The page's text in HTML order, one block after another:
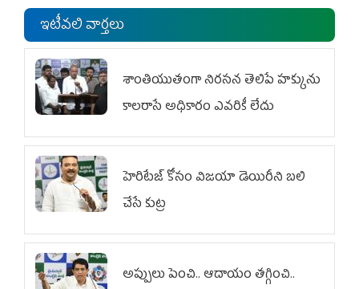
ఇటీవలి వార్తలు
శాంతియుతంగా నిరసన తెలిపే హక్కును
కాలరాసే అధికారం ఎవరికీ లేదు
హెరిటేజ్ కోసం విజయా డెయిరీని బలి
చేసే కుట్ర‌
అప్పులు పెంచి.. ఆదాయం తగ్గించి..